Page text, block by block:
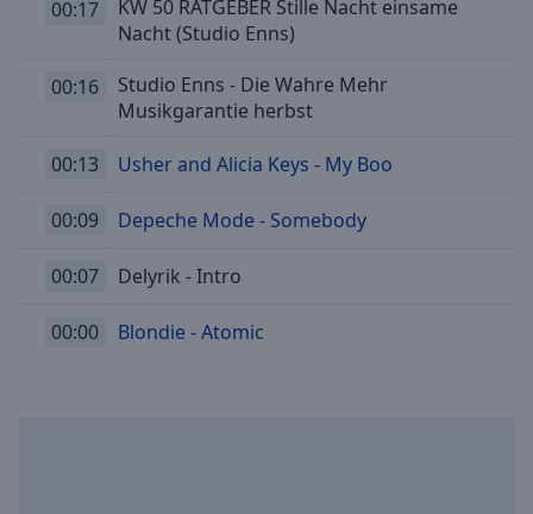
00:17
KW 50 RATGEBER Stille Nacht einsame
Nacht (Studio Enns)
00:16
Studio Enns - Die Wahre Mehr
Musikgarantie herbst
00:13 Usher and Alicia Keys - My Boo
00:09 Depeche Mode - Somebody
00:07 Delyrik - Intro
00:00 Blondie - Atomic